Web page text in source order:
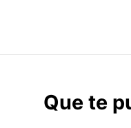
Que te